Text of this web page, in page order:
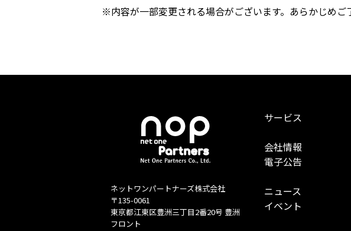
※内容が一部変更される場合がございます。あらかじめご
ネットワンパートナーズ株式会社
〒135-0061
東京都江東区豊洲三丁目2番20号 豊洲
フロント
サービス
会社情報
電子公告
ニュース
イベント